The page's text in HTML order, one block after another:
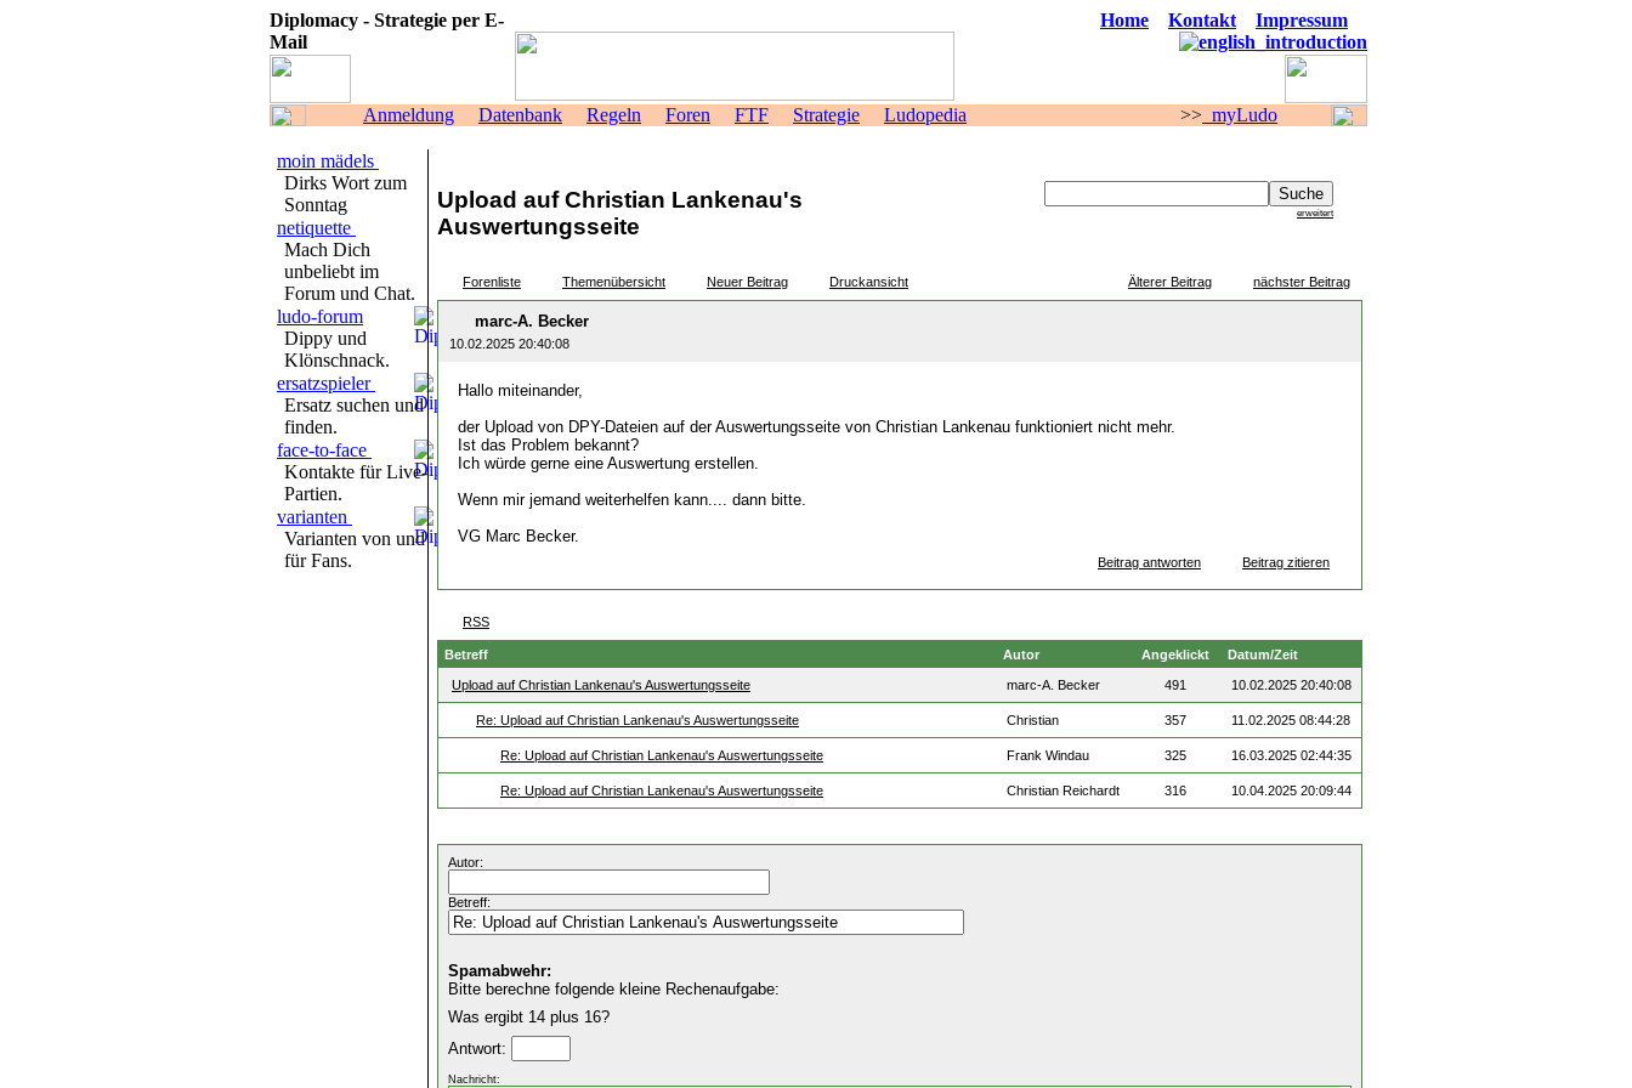
Diplomacy - Strategie per E-
Mail
Home Kontakt Impressum
Anmeldung Datenbank Regeln Foren FTF Strategie Ludopedia >> myLudo
moin mädels
Dirks Wort zum
Sonntag
netiquette
Mach Dich
unbeliebt im
Forum und Chat.
ludo-forum
Dippy und
Klönschnack.
ersatzspieler
Ersatz suchen und
finden.
face-to-face
Kontakte für Live-
Partien.
varianten
Varianten von und
für Fans.
erweitert
Upload auf Christian Lankenau's
Auswertungsseite
Älterer Beitrag nächster Beitrag
Forenliste Themenübersicht Neuer Beitrag Druckansicht
marc-A. Becker
10.02.2025 20:40:08
Hallo miteinander,
der Upload von DPY-Dateien auf der Auswertungsseite von Christian Lankenau funktioniert nicht mehr.
Ist das Problem bekannt?
Ich würde gerne eine Auswertung erstellen.
Wenn mir jemand weiterhelfen kann.... dann bitte.
VG Marc Becker.
Beitrag antworten Beitrag zitieren
RSS
Betreff Autor Angeklickt Datum/Zeit
Upload auf Christian Lankenau's Auswertungsseite marc-A. Becker 491 10.02.2025 20:40:08
Re: Upload auf Christian Lankenau's Auswertungsseite Christian 357 11.02.2025 08:44:28
Re: Upload auf Christian Lankenau's Auswertungsseite Frank Windau 325 16.03.2025 02:44:35
Re: Upload auf Christian Lankenau's Auswertungsseite Christian Reichardt 316 10.04.2025 20:09:44
Autor:
Betreff:
Spamabwehr:
Bitte berechne folgende kleine Rechenaufgabe:
Was ergibt 14 plus 16?
Antwort:
Nachricht: